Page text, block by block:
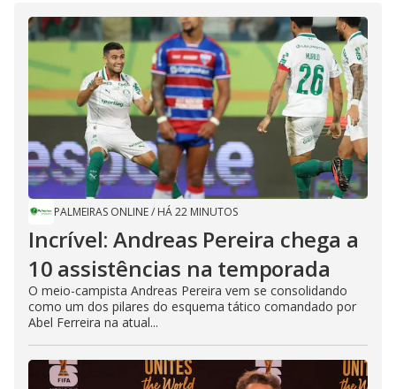
PALMEIRAS ONLINE/ HÁ 22 MINUTOS
Incrível: Andreas Pereira chega a
10 assistências na temporada
O meio-campista Andreas Pereira vem se consolidando
como um dos pilares do esquema tático comandado por
Abel Ferreira na atual...